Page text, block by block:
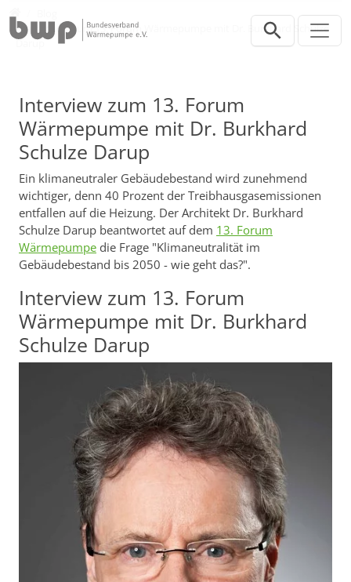
Interview zum 13. Forum Wärmepumpe mit Dr. Burkhard Schulze
Darup
Interview zum 13. Forum
Wärmepumpe mit Dr. Burkhard
Schulze Darup
Ein klimaneutraler Gebäudebestand wird zunehmend
wichtiger, denn 40 Prozent der Treibhausgasemissionen
entfallen auf die Heizung. Der Architekt Dr. Burkhard
Schulze Darup beantwortet auf dem 13. Forum
Wärmepumpe die Frage "Klimaneutralität im
Gebäudebestand bis 2050 - wie geht das?".
Interview zum 13. Forum
Wärmepumpe mit Dr. Burkhard
Schulze Darup